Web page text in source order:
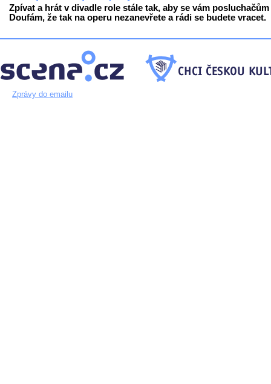
Zpívat a hrát v divadle role stále tak, aby se vám
Doufám, že tak na operu nezanevřete a rádi se budete vracet.
Zprávy do emailu